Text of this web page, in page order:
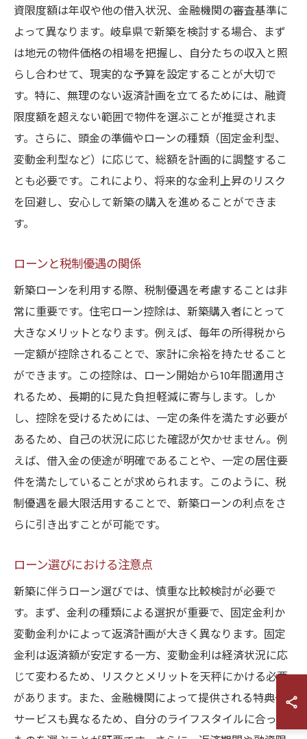
資限度額は年収や他の借入状況、金融機関の審査基準に
よって異なります。岐阜県で新築を検討する場合、まず
は地元の物件価格の相場を把握し、自分たちの収入と照
らし合わせて、現実的な予算を設定することが大切で
す。特に、無理のない返済計画を立てるためには、融資
限度額を超えない範囲で物件を選ぶことが推奨されま
す。さらに、頭金の準備やローンの種類（固定金利型、
変動金利型など）に応じて、総額を計画的に調整するこ
とも必要です。これにより、将来的な金利上昇のリスク
を回避し、安心して新築の購入を進めることができま
す。
ローンと税制優遇の関係
新築ローンを利用する際、税制優遇を考慮することは非
常に重要です。住宅ローン控除は、新築購入者にとって
大きなメリットとなります。例えば、毎年の所得税から
一定額が控除されることで、家計に余裕を持たせること
ができます。この控除は、ローン開始から10年間適用さ
れるため、長期的に見た負担軽減に寄与します。しか
し、控除を受けるためには、一定の条件を満たす必要が
あるため、自己の状況に応じた確認が欠かせません。例
えば、借入金の使途が明確であることや、一定の居住要
件を満たしていることが求められます。このように、税
制優遇を最大限活用することで、新築ローンの利点をさ
らに引き出すことが可能です。
ローン選びにおける注意点
新築に伴うローン選びでは、慎重な比較検討が必要で
す。まず、金利の種類による選択が重要で、固定金利か
変動金利かによって返済計画が大きく異なります。固定
金利は返済額が安定する一方、変動金利は経済状況に応
じて変わるため、リスクとメリットを天秤にかける必要
があります。また、金融機関によって提供される特典や
サービスも異なるため、自分のライフスタイルに合った